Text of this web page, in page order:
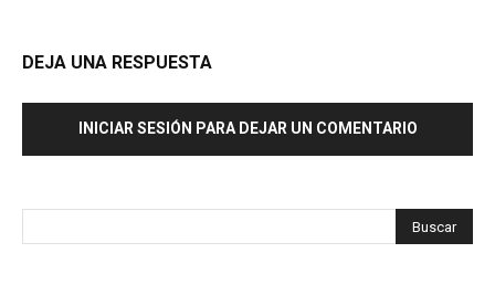
DEJA UNA RESPUESTA
INICIAR SESIÓN PARA DEJAR UN COMENTARIO